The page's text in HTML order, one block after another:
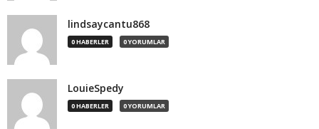
lindsaycantu868
0 HABERLER 0 YORUMLAR
LouieSpedy
0 HABERLER 0 YORUMLAR